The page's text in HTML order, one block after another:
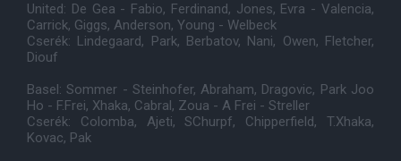
United: De Gea - Fabio, Ferdinand, Jones, Evra - Valencia,
Carrick, Giggs, Anderson, Young - Welbeck
Cserék: Lindegaard, Park, Berbatov, Nani, Owen, Fletcher,
Diouf
Basel: Sommer - Steinhofer, Abraham, Dragovic, Park Joo
Ho - F.Frei, Xhaka, Cabral, Zoua - A Frei - Streller
Cserék: Colomba, Ajeti, SChurpf, Chipperfield, T.Xhaka,
Kovac, Pak